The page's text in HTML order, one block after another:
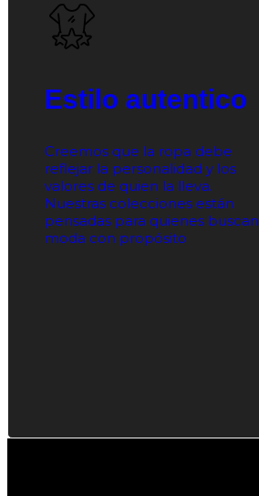
Estilo autentico
Creemos que la ropa debe
reflejar la personalidad y los
valores de quien la lleva.
Nuestras colecciones están
pensadas para quienes buscan
moda con propósito